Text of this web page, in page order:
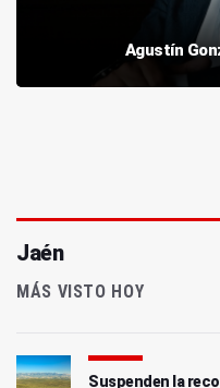
Agustín
Jaén
MÁS VISTO HOY
Suspenden la